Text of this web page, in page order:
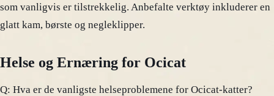
som vanligvis er tilstrekkelig. Anbefalte verktøy inkluderer en
glatt kam, børste og negleklipper.
Helse og Ernæring for Ocicat
Q: Hva er de vanligste helseproblemene for Ocicat-katter?